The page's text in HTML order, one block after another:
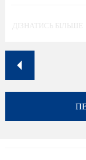
ДІЗНАТИСЬ БІЛЬШЕ